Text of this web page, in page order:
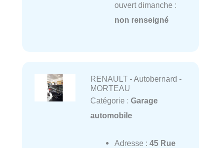
ouvert dimanche :
non renseigné
RENAULT - Autobernard -
MORTEAU
Catégorie : Garage
automobile
Adresse : 45 Rue